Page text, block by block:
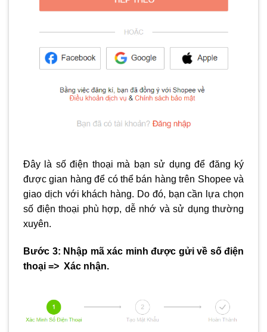
Đây là số điện thoại mà bạn sử dụng để đăng ký
được gian hàng để có thể bán hàng trên Shopee và
giao dịch với khách hàng. Do đó, bạn cần lựa chọn
số điện thoại phù hợp, dễ nhớ và sử dụng thường
xuyên.
Bước 3: Nhập mã xác minh được gửi về số điện
thoại => Xác nhận.